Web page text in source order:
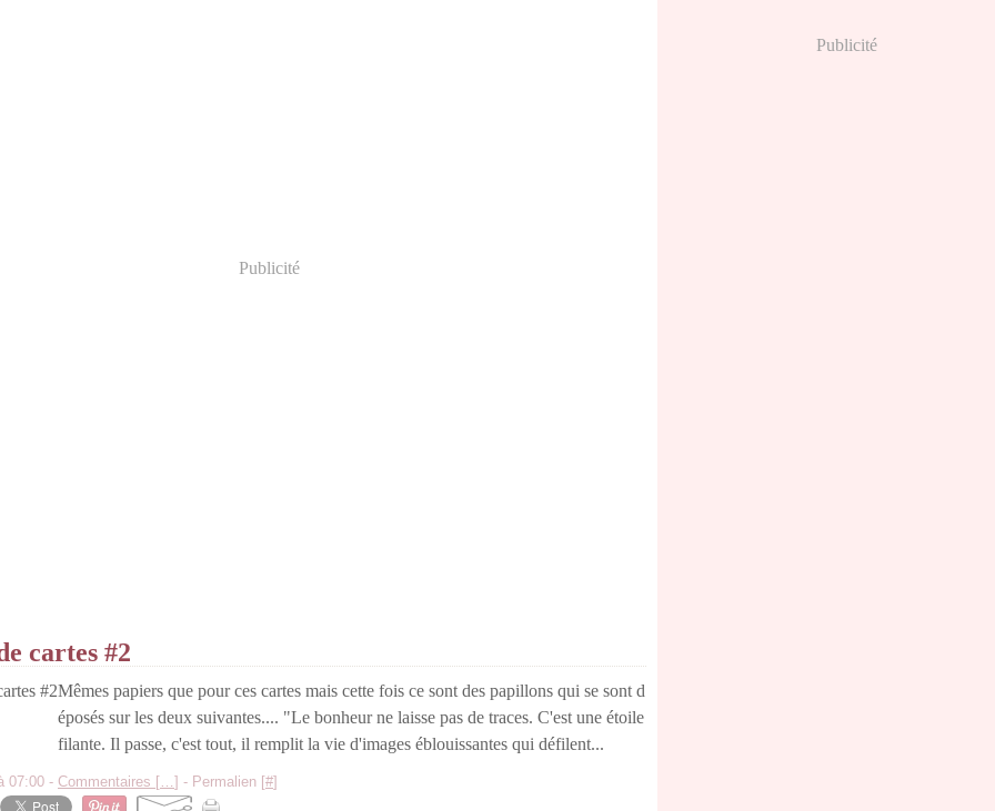
Publicité
cartes #2
Mêmes papiers que pour ces cartes mais cette fois ce sont des papillons qui se sont d
éposés sur les deux suivantes.... "Le bonheur ne laisse pas de traces. C'est une étoile
filante. Il passe, c'est tout, il remplit la vie d'images éblouissantes qui défilent...
07:00 - Commentaires […] - Permalien [#]
Publicité